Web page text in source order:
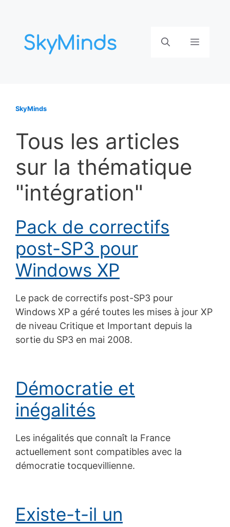
contenu
Menu
SkyMinds
Tous les articles
sur la thématique
"intégration"
Pack de correctifs
post-SP3 pour
Windows XP
Le pack de correctifs post-SP3 pour
Windows XP a géré toutes les mises à jour XP
de niveau Critique et Important depuis la
sortie du SP3 en mai 2008.
Démocratie et
inégalités
Les inégalités que connaît la France
actuellement sont compatibles avec la
démocratie tocquevillienne.
Existe-t-il un